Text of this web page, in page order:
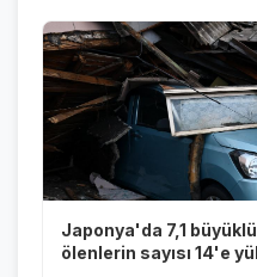
Japonya'da 7,1
ölenlerin sayısı 14'e